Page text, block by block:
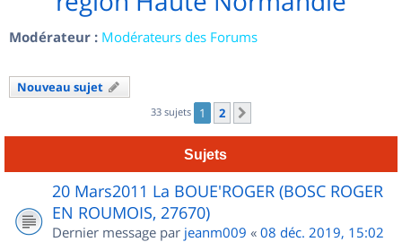
Modérateur : Modérateurs des Forums
Nouveau sujet
33 sujets 1 2
Sujets
20 Mars2011 La BOUE'ROGER (BOSC ROGER
EN ROUMOIS, 27670)
Dernier message par jeanm009 « 08 déc. 2019, 15:02